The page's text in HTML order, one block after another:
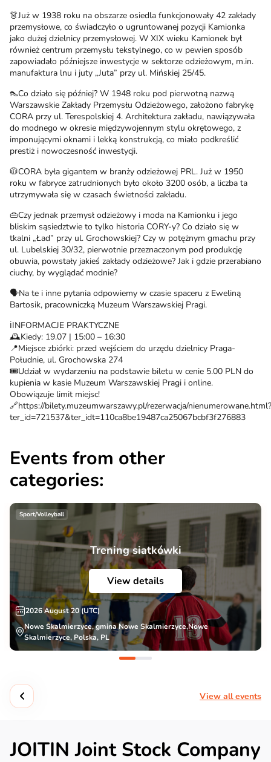
👗Już w 1938 roku na obszarze osiedla funkcjonowały 42 zakłady
przemysłowe, co świadczyło o ugruntowanej pozycji Kamionka
jako dużej dzielnicy przemysłowej. W XIX wieku Kamionek był
również centrum przemysłu tekstylnego, co w pewien sposób
zapowiadało późniejsze inwestycje w sektorze odzieżowym, m.in.
manufaktura lnu i juty „Juta” przy ul. Mińskiej 25/45.
👠Co działo się później? W 1948 roku pod pierwotną nazwą
Warszawskie Zakłady Przemysłu Odzieżowego, założono fabrykę
CORA przy ul. Terespolskiej 4. Architektura zakładu, nawiązywała
do modnego w okresie międzywojennym stylu okrętowego, z
imponującymi oknami i lekką konstrukcją, co miało podkreślić
prestiż i nowoczesność inwestycji.
🧥CORA była gigantem w branży odzieżowej PRL. Już w 1950
roku w fabryce zatrudnionych było około 3200 osób, a liczba ta
utrzymywała się w czasach świetności zakładu.
👜Czy jednak przemysł odzieżowy i moda na Kamionku i jego
bliskim sąsiedztwie to tylko historia CORY-y? Co działo się w
tkalni „Ład” przy ul. Grochowskiej? Czy w potężnym gmachu przy
ul. Lubelskiej 30/32, pierwotnie przeznaczonym pod produkcję
obuwia, powstały jakieś zakłady odzieżowe? Jak i gdzie przerabiano
ciuchy, by wyglądać modnie?
🗣️Na te i inne pytania odpowiemy w czasie spaceru z Eweliną
Bartosik, pracowniczką Muzeum Warszawskiej Pragi.
ℹ️INFORMACJE PRAKTYCZNE
🕰️Kiedy: 19.07 | 15:00 – 16:30
📍Miejsce zbiórki: przed wejściem do urzędu dzielnicy Praga-
Południe, ul. Grochowska 274
🎟️Udział w wydarzeniu na podstawie biletu w cenie 5.00 PLN do
kupienia w kasie Muzeum Warszawskiej Pragi i online.
Obowiązuje limit miejsc!
🔗https://bilety.muzeumwarszawy.pl/rezerwacja/nienumerowane.html?
ter_id=721537&ter_idt=110ca8be19487ca25067bcbf3f276883
Events from other
categories:
Sport/Volleyball
Trening siatkówki
View details
2026 August 20 (UTC)
Nowe Skalmierzyce, gmina Nowe Skalmierzyce,Nowe
Skalmierzyce, Polska, PL
View all events
JOITIN Joint Stock Company